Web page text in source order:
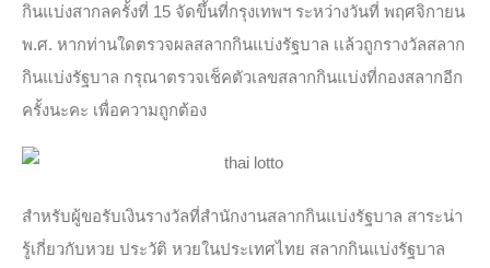
กินแบ่งสากลครั้งที่ 15 จัดขึ้นที่กรุงเทพฯ ระหว่างวันที่ พฤศจิกายน
พ.ศ. หากท่านใดตรวจผลสลากกินแบ่งรัฐบาล เเล้วถูกรางวัลสลาก
กินแบ่งรัฐบาล กรุณาตรวจเช็คตัวเลขสลากกินแบ่งที่กองสลากอีก
ครั้งนะคะ เพื่อความถูกต้อง
สำหรับผู้ขอรับเงินรางวัลที่สำนักงานสลากกินแบ่งรัฐบาล สาระน่า
รู้เกี่ยวกับหวย ประวัติ หวยในประเทศไทย สลากกินแบ่งรัฐบาล